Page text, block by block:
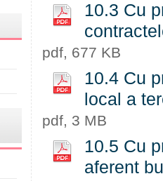
10.3 Cu
pdf, 677 KB
10.4 Cu
local a
pdf, 3 MB
10.5 Cu
aferent